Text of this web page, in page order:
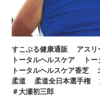
すこぶる健康通販 アスリ
トータルヘルスケア
ト
トータルヘルスケア香芝
柔道
柔道全日本選手権
＃大瀬初三郎